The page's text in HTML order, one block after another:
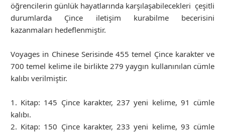
öğrencilerin günlük hayatlarında karşılaşabilecekleri çeşitli
durumlarda Çince iletişim kurabilme becerisini
kazanmaları hedeflenmiştir.
Voyages in Chinese Serisinde 455 temel Çince karakter ve
700 temel kelime ile birlikte 279 yaygın kullanınılan cümle
kalıbı verilmiştir.
1. Kitap: 145 Çince karakter, 237 yeni kelime, 91 cümle
kalıbı.
2. Kitap: 150 Çince karakter, 233 yeni kelime, 93 cümle